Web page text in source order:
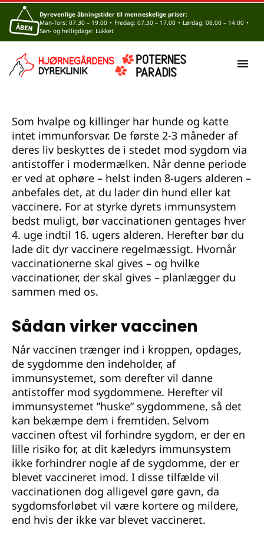
Dyrevenlige åbningstider til menneskelige priser:
Man-Tors: 07.30 – 19.00 • Fredag: 07.30 – 17.00 • Lørdag: 08.00 – 14.00 •
Søn- og helligdage: Lukket
Vaccination af katte og
hunde
Skrevet den1. august 2024
Som hvalpe og killinger har hunde og katte
intet immunforsvar. De første 2-3 måneder af
deres liv beskyttes de i stedet mod sygdom via
antistoffer i modermælken. Når denne periode
er ved at ophøre – helst inden 8-ugers alderen –
anbefales det, at du lader din hund eller kat
vaccinere. For at styrke dyrets immunsystem
bedst muligt, bør vaccinationen gentages hver
4. uge indtil 16. ugers alderen. Herefter bør du
lade dit dyr vaccinere regelmæssigt. Hvornår
vaccinationerne skal gives – og hvilke
vaccinationer, der skal gives – planlægger du
sammen med os.
Sådan virker vaccinen
Når vaccinen trænger ind i kroppen, opdages,
de sygdomme den indeholder, af
immunsystemet, som derefter vil danne
antistoffer mod sygdommene. Herefter vil
immunsystemet ”huske” sygdommene, så det
kan bekæmpe dem i fremtiden. Selvom
vaccinen oftest vil forhindre sygdom, er der en
lille risiko for, at dit kæledyrs immunsystem
ikke forhindrer nogle af de sygdomme, der er
blevet vaccineret imod. I disse tilfælde vil
vaccinationen dog alligevel gøre gavn, da
sygdomsforløbet vil være kortere og mildere,
end hvis der ikke var blevet vaccineret.